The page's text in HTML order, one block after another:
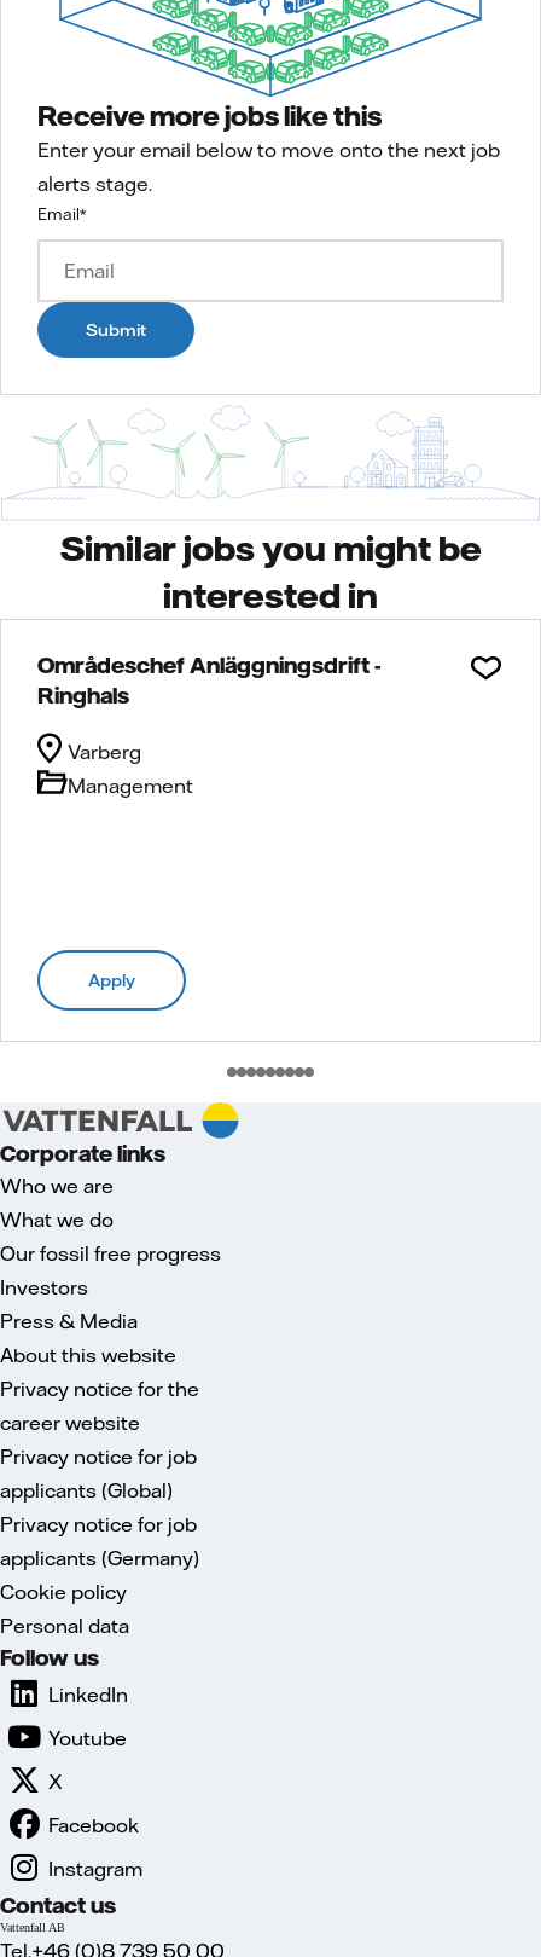
Receive more jobs like this
Enter your email below to move onto the next job
alerts stage.
Email*
Submit
Similar jobs you might be
interested in
Områdeschef Anläggningsdrift -
Ringhals
Management
Varberg
Apply
Corporate links
Who we are
What we do
Our fossil free progress
Investors
Press & Media
About this website
Privacy notice for the
career website
Privacy notice for job
applicants (Global)
Privacy notice for job
applicants (Germany)
Cookie policy
Personal data
Follow us
LinkedIn
Youtube
X
Facebook
Instagram
Contact us
Vattenfall AB
Tel.+46 (0)8 739 50 00